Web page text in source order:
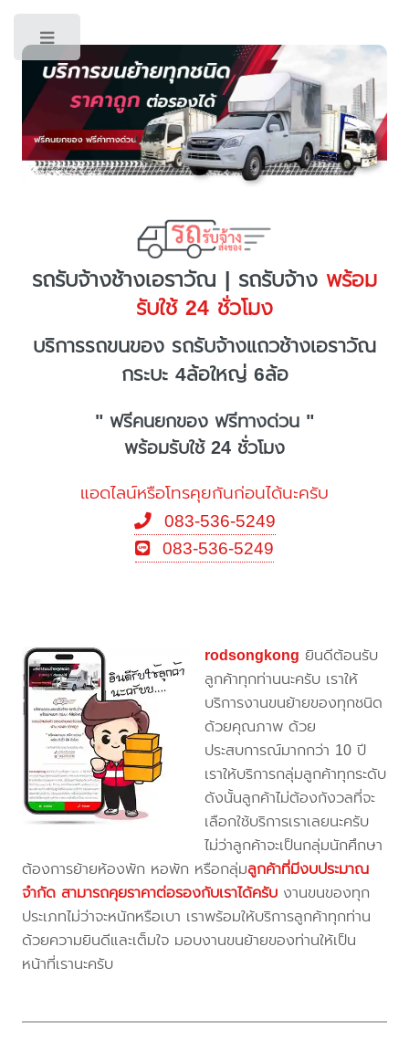
รถรับจ้างช้างเอราวัณ | รถรับจ้าง พร้อม
รับใช้ 24 ชั่วโมง
บริการรถขนของ รถรับจ้างแถวช้างเอราวัณ
กระบะ 4ล้อใหญ่ 6ล้อ
" ฟรีคนยกของ ฟรีทางด่วน "
พร้อมรับใช้ 24 ชั่วโมง
แอดไลน์หรือโทรคุยกันก่อนได้นะครับ
083-536-5249
083-536-5249
rodsongkong ยินดีต้อนรับ
ลูกค้าทุกท่านนะครับ เราให้
บริการงานขนย้ายของทุกชนิด
ด้วยคุณภาพ ด้วย
ประสบการณ์มากกว่า 10 ปี
เราให้บริการกลุ่มลูกค้าทุกระดับ
ดังนั้นลูกค้าไม่ต้องกังวลที่จะ
เลือกใช้บริการเราเลยนะครับ
ไม่ว่าลูกค้าจะเป็นกลุ่มนักศึกษา
ต้องการย้ายห้องพัก หอพัก หรือกลุ่มลูกค้าที่มีงบประมาณ
จำกัด สามารถคุยราคาต่อรองกับเราได้ครับ งานขนของทุก
ประเภทไม่ว่าจะหนักหรือเบา เราพร้อมให้บริการลูกค้าทุกท่าน
ด้วยความยินดีและเต็มใจ มอบงานขนย้ายของท่านให้เป็น
หน้าที่เรานะครับ
Toggle